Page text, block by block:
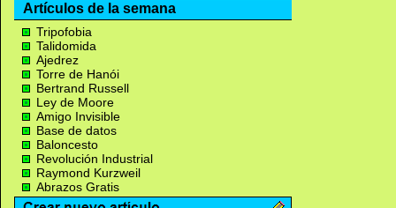
Artículos de la semana
Tripofobia
Talidomida
Ajedrez
Torre de Hanói
Bertrand Russell
Ley de Moore
Amigo Invisible
Base de datos
Baloncesto
Revolución Industrial
Raymond Kurzweil
Abrazos Gratis